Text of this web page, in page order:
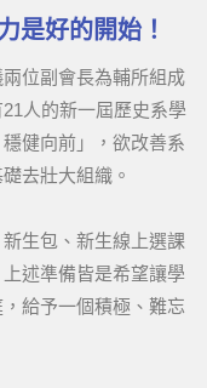
是好的開始！
位副會長為輔所組成
人的新一屆歷史系學
健向前」，欲改善系
去壯大組織。
生包、新生線上選課
述準備皆是希望讓學
給予一個積極、難忘